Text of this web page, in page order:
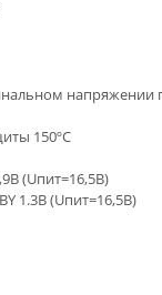
напряжении
150ºС
(Uпит=16,5В)
1.3В (Uпит=16,5В)